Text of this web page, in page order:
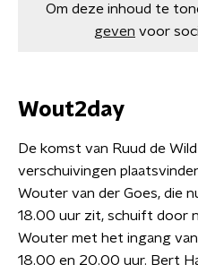
Om deze inhoud te
geven voor
Wout2day
De komst van Ruud de
verschuivingen
Wouter van der Goes, die
18.00 uur zit, schuift door
Wouter met het ingang
18.00 en 20.00 uur. Bert